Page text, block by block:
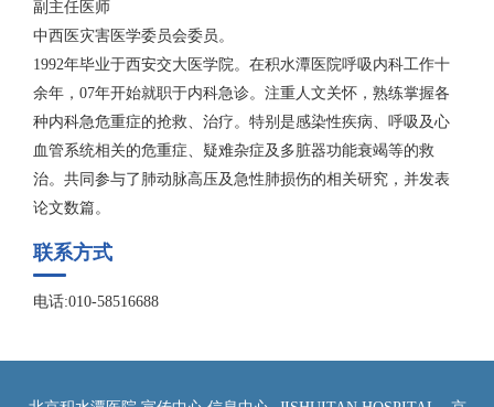
副主任医师
中西医灾害医学委员会委员。
1992年毕业于西安交大医学院。在积水潭医院呼吸内科工作十
余年，07年开始就职于内科急诊。注重人文关怀，熟练掌握各
种内科急危重症的抢救、治疗。特别是感染性疾病、呼吸及心
血管系统相关的危重症、疑难杂症及多脏器功能衰竭等的救
治。共同参与了肺动脉高压及急性肺损伤的相关研究，并发表
论文数篇。
联系方式
电话:010-58516688